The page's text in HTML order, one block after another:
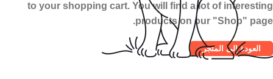
to your shopping cart. You will find a lot of interesting
products on our "Shop" page.
العودة إلى المتجر